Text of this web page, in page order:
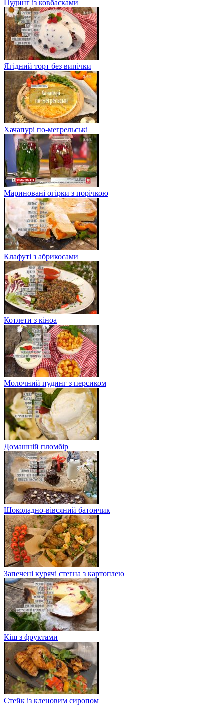
Пудинг із ковбасками
Ягідний торт без випічки
Хачапурі по-мегрельські
Мариновані огірки з порічкою
Клафуті з абрикосами
Котлети з кіноа
Молочний пудинг з персиком
Домашній пломбір
Шоколадно-вівсяний батончик
Запечені курячі стегна з картоплею
Кіш з фруктами
Стейк із кленовим сиропом